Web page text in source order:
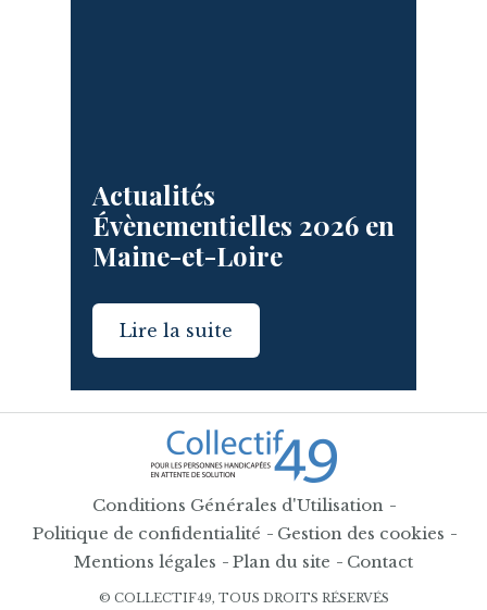
Actualités
Évènementielles 2026 en
Maine-et-Loire
Lire la suite
Conditions Générales d'Utilisation
Politique de confidentialité
Gestion des cookies
Mentions légales
Plan du site Contact
© COLLECTIF49, TOUS DROITS RÉSERVÉS